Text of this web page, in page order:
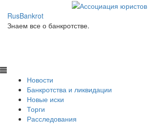
RusBankrot
Знаем все о банкротстве.
Новости
Банкротства и ликвидации
Новые иски
Торги
Расследования